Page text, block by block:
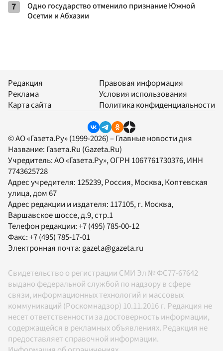
7
Одно государство отменило признание Южной
Осетии и Абхазии
Редакция
Реклама
Карта сайта
Правовая информация
Условия использования
Политика конфиденциальности
© АО «Газета.Ру» (1999-2026) – Главные новости дня
Название: Газета.Ru (Gazeta.Ru)
Учредитель:АО «Газета.Ру», ОГРН 1067761730376, ИНН
7743625728
Адрес учредителя: 125239, Россия, Москва, Коптевская
улица, дом 67
Адрес редакции и издателя: 117105, г. Москва,
Варшавское шоссе, д.9, стр.1
Телефон редакции:+7 (495) 785-00-12
Факс:+7 (495) 785-17-01
Электронная почта: gazeta@gazeta.ru
Свидетельство о регистрации СМИ Эл № ФС77-67642
выдано федеральной службой по надзору в сфере
связи, информационных технологий и массовых
коммуникаций (Роскомнадзор) 10.11.2016 г. Редакция не
несет ответственности за достоверность информации,
содержащейся в рекламных объявлениях. Редакция не
предоставляет справочной информации.